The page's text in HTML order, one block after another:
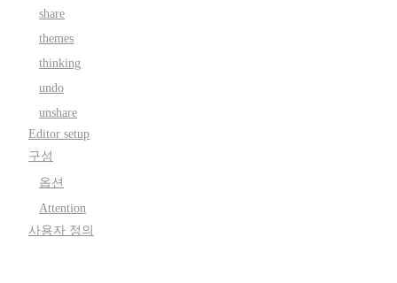
share
themes
thinking
undo
unshare
Editor setup
구성
옵션
Attention
사용자 정의